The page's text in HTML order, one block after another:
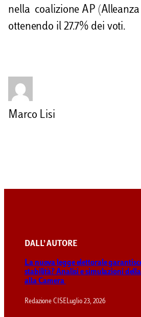
nella coalizione AP (Alleanza
ottenendo il 27.7% dei voti.
Marco Lisi
DALL’ AUTORE
La nuova legge elettorale
stabilità? Analisi e simulazioni
alla Camera
Redazione CISE Luglio 23, 2026